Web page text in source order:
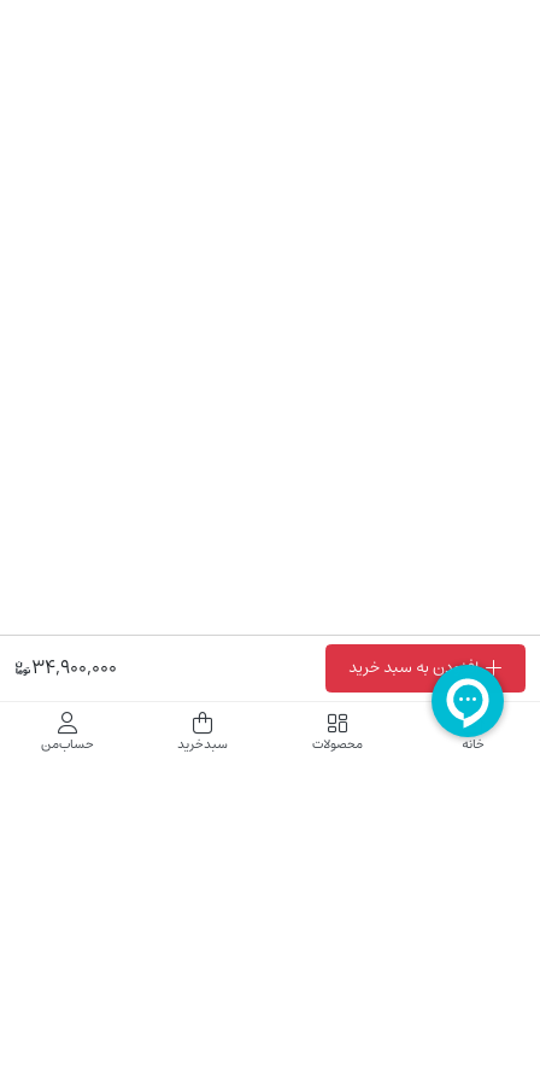
افزودن به سبد خرید 34,900,000
فروشگاه اینترنتی نایب نت
خانه محصولات سبدخرید حساب‌من